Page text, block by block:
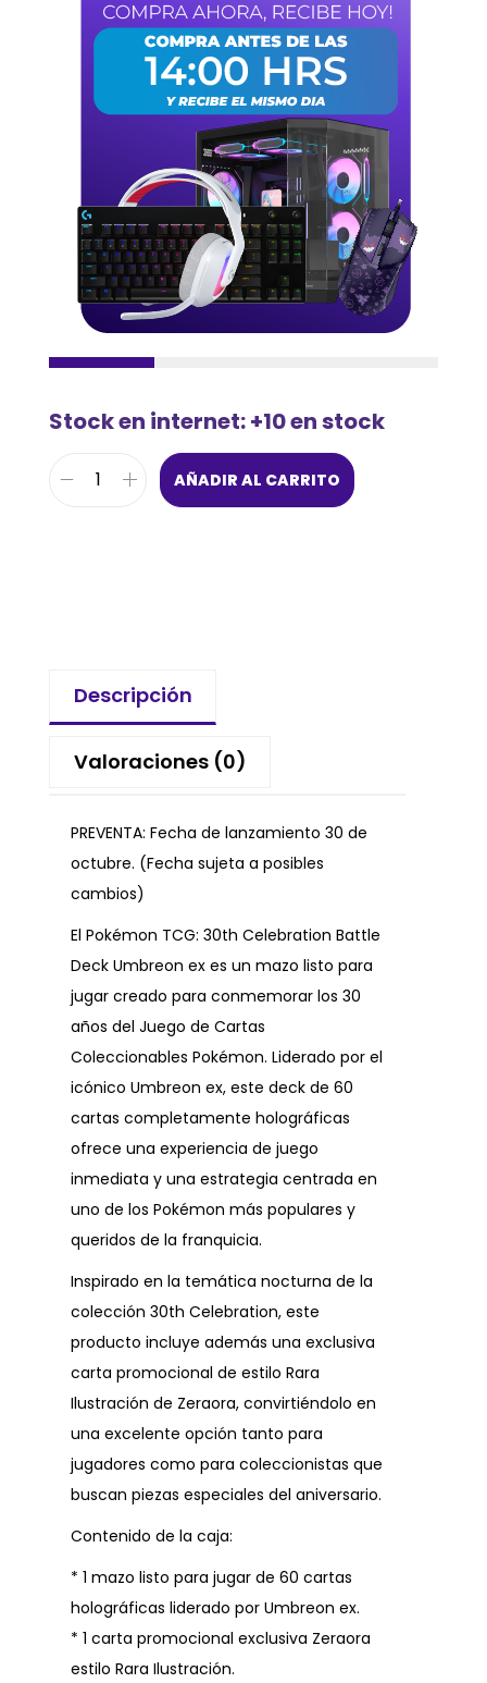
Stock en internet: +10 en stock
AÑADIR AL CARRITO
Descripción
Valoraciones (0)
PREVENTA: Fecha de lanzamiento 30 de
octubre. (Fecha sujeta a posibles
cambios)
El Pokémon TCG: 30th Celebration Battle
Deck Umbreon ex es un mazo listo para
jugar creado para conmemorar los 30
años del Juego de Cartas
Coleccionables Pokémon. Liderado por el
icónico Umbreon ex, este deck de 60
cartas completamente holográficas
ofrece una experiencia de juego
inmediata y una estrategia centrada en
uno de los Pokémon más populares y
queridos de la franquicia.
Inspirado en la temática nocturna de la
colección 30th Celebration, este
producto incluye además una exclusiva
carta promocional de estilo Rara
Ilustración de Zeraora, convirtiéndolo en
una excelente opción tanto para
jugadores como para coleccionistas que
buscan piezas especiales del aniversario.
Contenido de la caja:
* 1 mazo listo para jugar de 60 cartas
holográficas liderado por Umbreon ex.
* 1 carta promocional exclusiva Zeraora
estilo Rara Ilustración.